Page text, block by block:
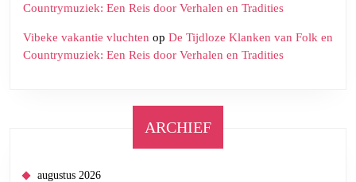
Countrymuziek: Een Reis door Verhalen en Tradities
Vibeke vakantie vluchten op De Tijdloze Klanken van Folk en
Countrymuziek: Een Reis door Verhalen en Tradities
ARCHIEF
augustus 2026